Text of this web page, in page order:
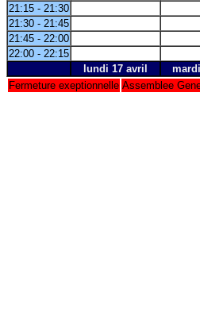
21:15 - 21:30
21:30 - 21:45
21:45 - 22:00
22:00 - 22:15
lundi 17 avril
Fermeture exeptionnelle Assemblee